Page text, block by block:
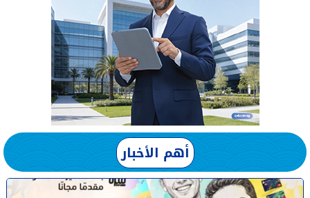
أهم الأخبار